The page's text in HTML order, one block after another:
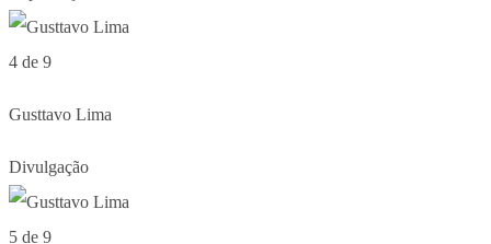
4 de 9
Gusttavo Lima
Divulgação
5 de 9